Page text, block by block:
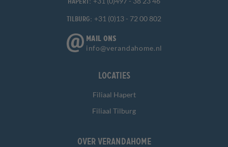
Tilburg: +31 (0)13 - 72 00 802
MAIL ONS
info@verandahome.nl
Locaties
Filiaal Hapert
Filiaal Tilburg
Over Verandahome